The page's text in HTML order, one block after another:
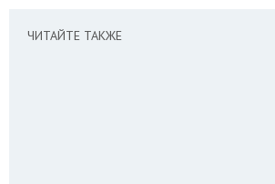
ЧИТАЙТЕ ТАКЖЕ